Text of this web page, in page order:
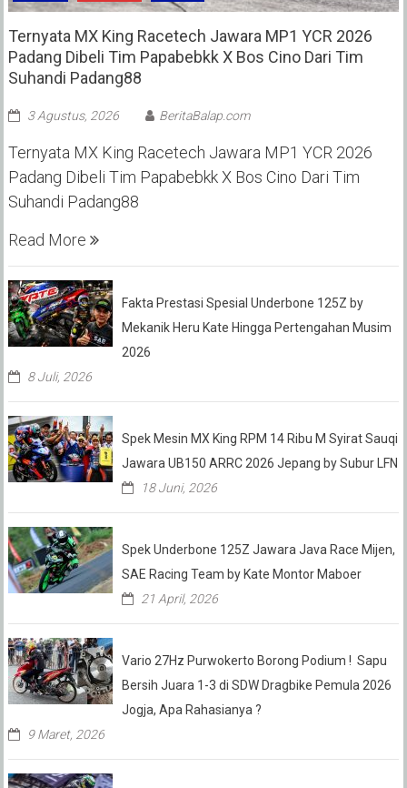
Ternyata MX King Racetech Jawara MP1 YCR 2026
Padang Dibeli Tim Papabebkk X Bos Cino Dari Tim
Suhandi Padang88
3 Agustus, 2026 BeritaBalap.com
Ternyata MX King Racetech Jawara MP1 YCR 2026
Padang Dibeli Tim Papabebkk X Bos Cino Dari Tim
Suhandi Padang88
Read More
Fakta Prestasi Spesial Underbone 125Z by
Mekanik Heru Kate Hingga Pertengahan Musim
2026
8 Juli, 2026
Spek Mesin MX King RPM 14 Ribu M Syirat Sauqi
Jawara UB150 ARRC 2026 Jepang by Subur LFN
18 Juni, 2026
Spek Underbone 125Z Jawara Java Race Mijen,
SAE Racing Team by Kate Montor Maboer
21 April, 2026
Vario 27Hz Purwokerto Borong Podium ! Sapu
Bersih Juara 1-3 di SDW Dragbike Pemula 2026
Jogja, Apa Rahasianya ?
9 Maret, 2026